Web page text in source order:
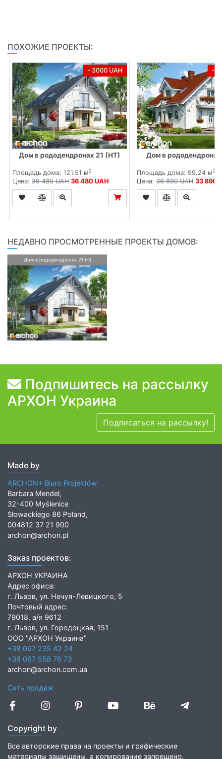
ПОХОЖИЕ ПРОЕКТЫ:
- 3000 UAH
Дом в рододендронах 21 (НТ)
Площадь дома: 121.51 м2
Цена: 39 480 UAH 36 480 UAH
-
Дом в
Площадь дома: 99.24 м2
Цена:36 890 UAH 33 890
НЕДАВНО ПРОСМОТРЕННЫЕ ПРОЕКТЫ ДОМОВ:
Дом в рододендронах 21 (H)
Подпишитесь на рассылку
АРХОН Украина
Подписаться на рассылку!
Made by
ARCHON+ Biuro Projektów
Barbara Mendel,
32-400 Myślenice
Słowackiego 86 Poland,
004812 37 21 900
archon@archon.pl
Заказ проектов:
АРХОН УКРАИНА
Адрес офиса:
г. Львов, ул. Нечуя-Левицкого, 5
Почтовый адрес:
79018, а/я 9612
г. Львов, ул. Городоцкая, 151
ООО "АРХОН Украина"
+38 067 235 42 24
+38 067 558 76 73
archon@archon.com.ua
Сеть продаж
Copyright by
Все авторские права на проекты и графические
материалы защищены, а копирование запрещено.